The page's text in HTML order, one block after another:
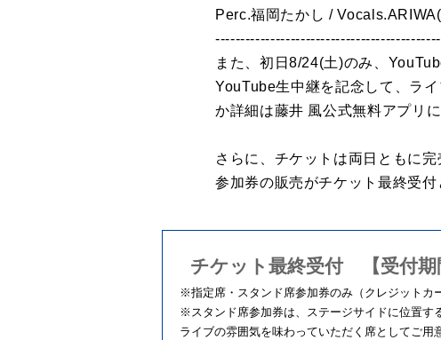
Perc.福岡たかし /
また、初日8/24(土)のみ、
YouTube生中継を記念して、ラ
か詳細は藤井 風公式無料アプリに
さらに、チケットは両日ともに
参加券の販売がチケット最終受付
チケット最終受付 【受付期
※指定席・スタンド席参加券のみ（クレジットカ
※スタンド席参加券は、ステージサイドに位置す
ライブの雰囲気を味わっていただく席としてご用